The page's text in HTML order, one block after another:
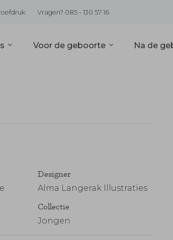
Vragen? 085 - 130 57 16
Voor de geboorte Na de
Designer
Alma Langerak Illustraties
Collectie
Jongen